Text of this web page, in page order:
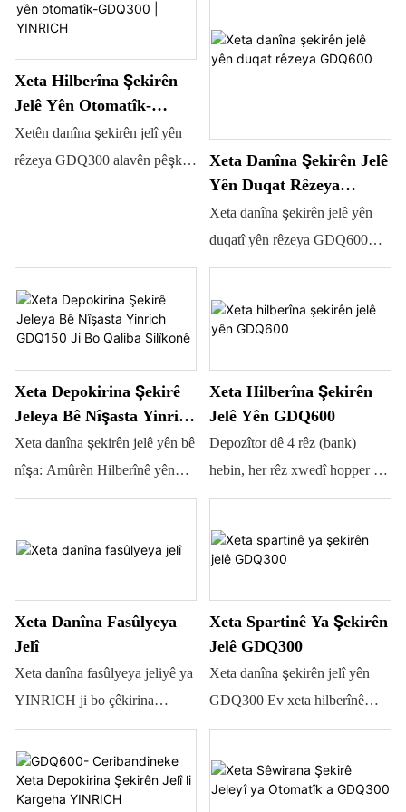
ajotinê ji hêla bernameya PLC
ve tê kontrol kirin.
bi navend dagirtî hilberîne. Her
hilberan hilberîne. Ew amûrek
jelê hatî çêkirin.
Xeta Hilberîna Şekirên
Jelê Yên Otomatîk-
GDQ300 | YINRICH
Xetên danîna şekirên jelî yên
rêzeya GDQ300 alavên pêşketî
jelatîn û nîv-hişk bijarteya
çêtirîn in.
Xeta Danîna Şekirên Jelê
Yên Duqat Rêzeya
GDQ600
Xeta danîna şekirên jelê yên
duqatî yên rêzeya GDQ600
kargehek pêşkeftî û berdewam
li ser bingeha jelatîn an pektîn
mezinahîyên cûda. Ew amûrek
îdeal e ku dikare hilberên bi
kalîte baş hilberîne bi teserûfa
yên 4D çêdike. #Makîneya
Çêkirina Şekirên Gummy
Şekirên Gummy
Xeta Depokirina Şekirê
Jeleya Bê Nîşasta Yinrich
GDQ150 Ji Bo Qaliba
Silîkonê
Xeta danîna şekirên jelê yên bê
nîşa: Amûrên Hilberînê yên
Nûjen ji bo Gummies û Jelîyan.
Yinrich GDQ150 ji bo firotanê.
cûda ji bo bicîhanîna
hewcedariyên xerîdarên cûda.
Xeta Hilberîna Şekirên
Jelê Yên GDQ600
Depozîtor dê 4 rêz (bank)
hebin, her rêz xwedî hopper û
manifoldek takekesî ye ku
heman santrala xebitandinê 4
hilberîne. Tenê hewce ye ku
qaliban biguhezîne da ku
şekirên jelî yên cûda çêbike.
Xeta Danîna Fasûlyeya
Jelî
Xeta danîna fasûlyeya jeliyê ya
YINRICH ji bo çêkirina
fasûlyeyên jeliyê yên bi
giraniya 0,5 ~ 1 gram hatiye
çêkirin. Ew amûrek îdeal e ku
Xeta Spartinê Ya Şekirên
Jelê GDQ300
Xeta danîna şekirên jelî yên
GDQ300 Ev xeta hilberînê
dikare şekirên jelî yên li ser
hilberîne, her weha dikare